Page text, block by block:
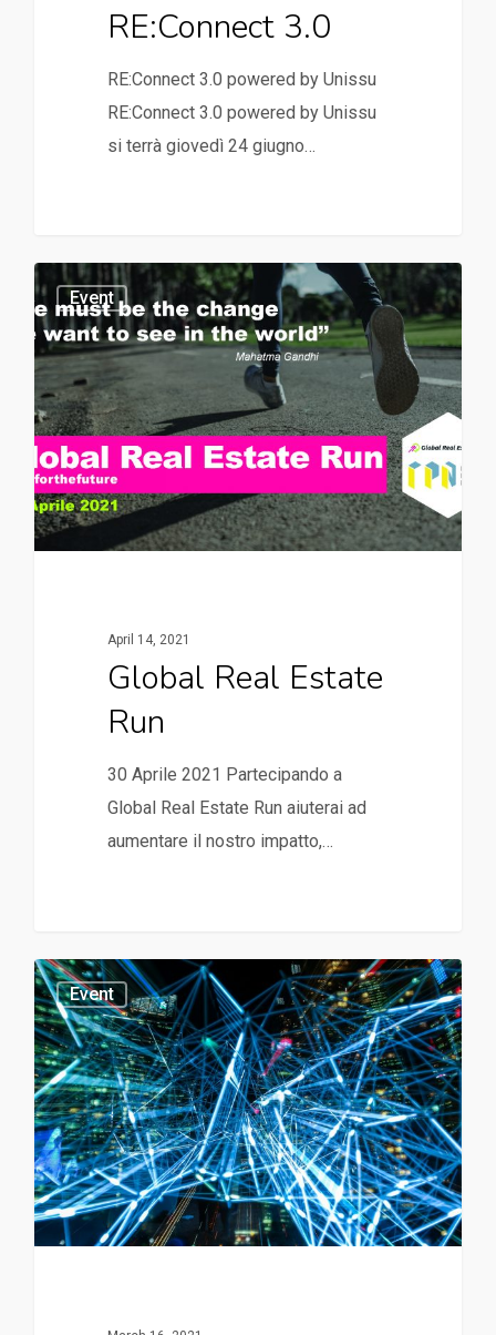
RE:Connect 3.0
RE:Connect 3.0 powered by Unissu
RE:Connect 3.0 powered by Unissu
si terrà giovedì 24 giugno…
Event
April 14, 2021
Global Real Estate
Run
30 Aprile 2021 Partecipando a
Global Real Estate Run aiuterai ad
aumentare il nostro impatto,…
Event